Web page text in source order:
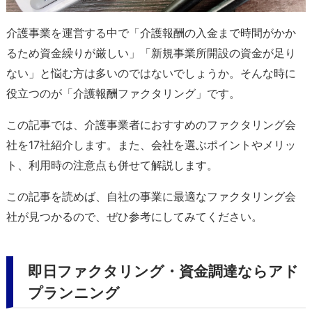
介護事業を運営する中で「介護報酬の入金まで時間がかか
るため資金繰りが厳しい」「新規事業所開設の資金が足り
ない」と悩む方は多いのではないでしょうか。そんな時に
役立つのが「介護報酬ファクタリング」です。
この記事では、介護事業者におすすめのファクタリング会
社を17社紹介します。また、会社を選ぶポイントやメリッ
ト、利用時の注意点も併せて解説します。
この記事を読めば、自社の事業に最適なファクタリング会
社が見つかるので、ぜひ参考にしてみてください。
即日ファクタリング・資金調達ならアド
プランニング